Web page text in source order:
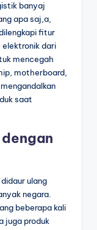
banyaj
apa saj,a,
fitur
dari
mencegah
motherboard,
saat
ulang
negara.
beberapa kali
juga produk